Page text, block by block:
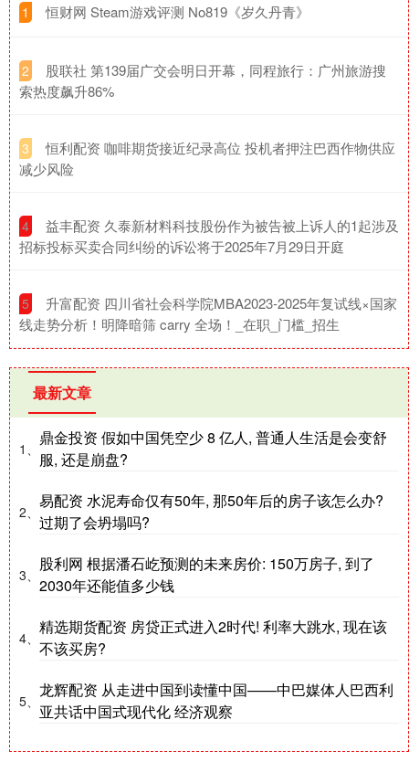
1 ​恒财网 Steam游戏评测 No819《岁久丹青》
2
​股联社 第139届广交会明日开幕，同程旅行：广州旅游搜
索热度飙升86%
3
​恒利配资 咖啡期货接近纪录高位 投机者押注巴西作物供应
减少风险
4
​益丰配资 久泰新材料科技股份作为被告被上诉人的1起涉及
招标投标买卖合同纠纷的诉讼将于2025年7月29日开庭
5
​升富配资 四川省社会科学院MBA2023-2025年复试线×国家
线走势分析！明降暗筛 carry 全场！_在职_门槛_招生
最新文章
1、
鼎金投资 假如中国凭空少 8 亿人, 普通人生活是会变舒
服, 还是崩盘?
2、
易配资 水泥寿命仅有50年, 那50年后的房子该怎么办?
过期了会坍塌吗?
3、
股利网 根据潘石屹预测的未来房价: 150万房子, 到了
2030年还能值多少钱
4、
精选期货配资 房贷正式进入2时代! 利率大跳水, 现在该
不该买房?
5、
龙辉配资 从走进中国到读懂中国——中巴媒体人巴西利
亚共话中国式现代化 经济观察